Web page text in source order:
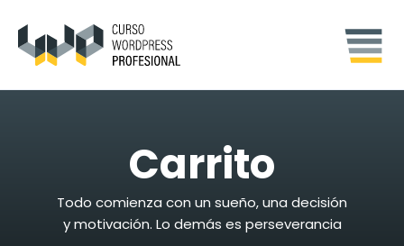
Carrito
Todo comienza con un sueño, una decisión
y motivación. Lo demás es perseverancia